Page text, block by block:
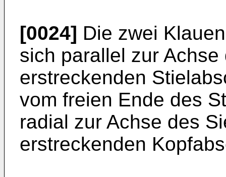
[0024] Die zwei
sich parallel zur
erstreckenden
vom freien Ende des
radial zur Achse des
erstreckenden